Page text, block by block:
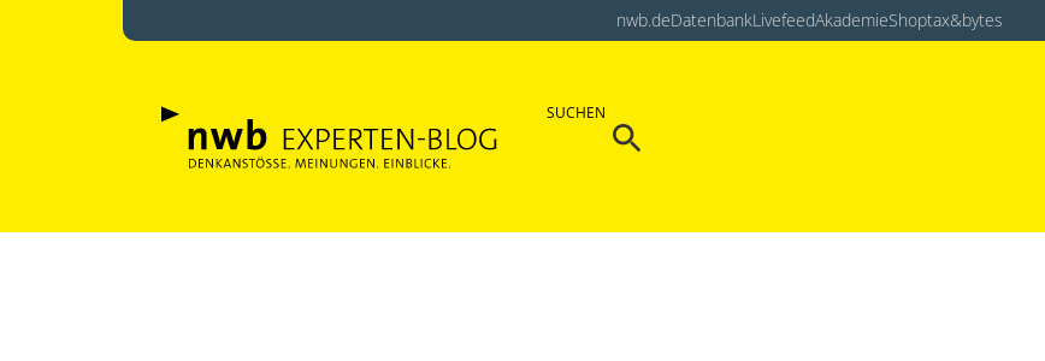
nwb.deDatenbankLivefeedAkademieShoptax&bytes
SUCHEN
Search